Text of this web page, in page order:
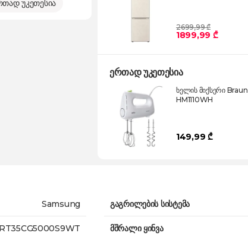
უკეთესია
2699,99 ₾
1899,99 ₾
ერთად უკეთესია
ხელის მიქსერი Braun
HM1110WH
149,99 ₾
Samsung
RT35CG5000S9WT
გაგრილების სისტემა
მშრალი ყინვა